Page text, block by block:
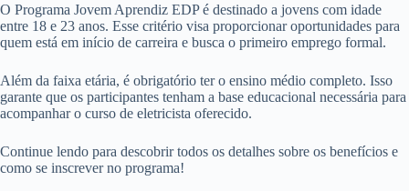
O Programa Jovem Aprendiz EDP é destinado a jovens com idade
entre 18 e 23 anos. Esse critério visa proporcionar oportunidades para
quem está em início de carreira e busca o primeiro emprego formal.
Além da faixa etária, é obrigatório ter o ensino médio completo. Isso
garante que os participantes tenham a base educacional necessária para
acompanhar o curso de eletricista oferecido.
Continue lendo para descobrir todos os detalhes sobre os benefícios e
como se inscrever no programa!